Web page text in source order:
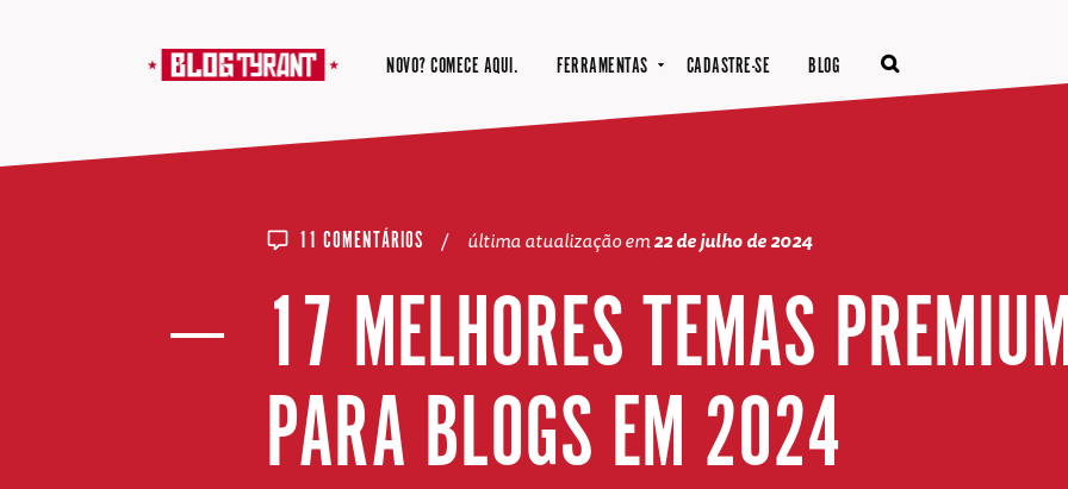
NOVO? COMECE AQUI. FERRAMENTAS CADASTRE-SE BLOG
11 COMENTÁRIOS / última atualização em22 de julho de 2024
17 MELHORES TEMAS
PARA BLOGS EM 2024